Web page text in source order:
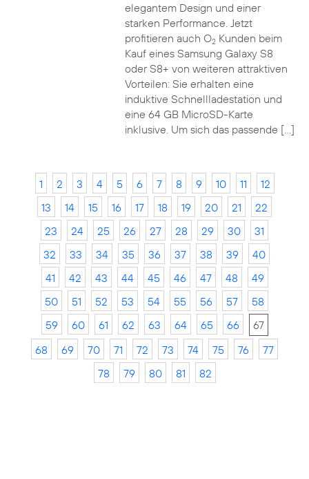
elegantem Design und einer
starken Performance. Jetzt
profitieren auch O2Kunden beim
Kauf eines Samsung Galaxy S8
oder S8+ von weiteren attraktiven
Vorteilen: Sie erhalten eine
induktive Schnellladestation und
eine 64 GB MicroSD-Karte
inklusive. Um sich das passende […]
1 2 3 4 5 6 7 8 9 10 11
12
13
14 15 16 17 18 19 20 21
22
23
24 25 26 27 28 29 30
31
32
33 34 35 36 37 38 39
40
41
42 43 44 45 46 47 48
49
50
51 52 53 54 55 56 57
58
59
60 61 62 63 64 65 66
67
68
69 70 71 72 73 74 75 76
77
78
79 80 81 82